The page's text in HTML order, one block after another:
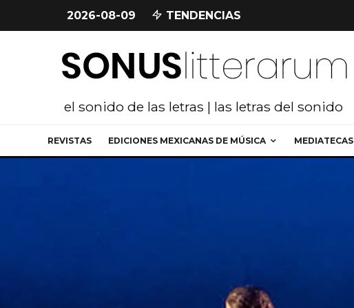
2026-08-09 TENDENCIAS
el sonido de las letras | las letras del sonido
REVISTAS EDICIONES MEXICANAS DE MÚSICA MEDIATECAS